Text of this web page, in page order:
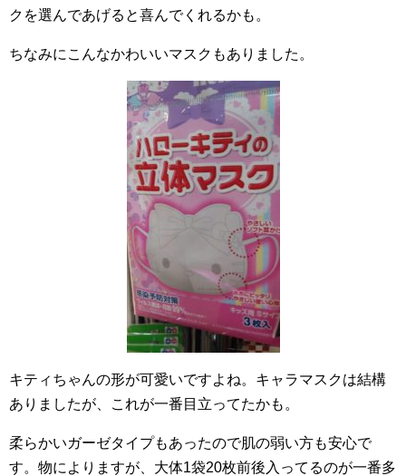
クを選んであげると喜んでくれるかも。
ちなみにこんなかわいいマスクもありました。
キティちゃんの形が可愛いですよね。キャラマスクは結構
ありましたが、これが一番目立ってたかも。
柔らかいガーゼタイプもあったので肌の弱い方も安心で
す。物によりますが、大体1袋20枚前後入ってるのが一番多